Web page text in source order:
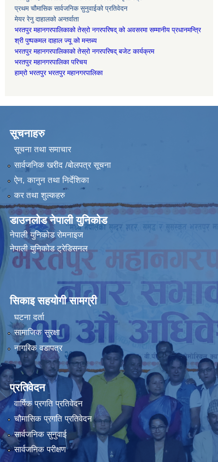
प्रथम चौमासिक सार्वजनिक सुनुवाईको प्रतिवेदन
मेयर रेनु दाहालको अन्तर्वाता
भरतपुर महानगरपालिकाको तेस्रो नगरपरिषद् को अवसरमा सम्मानीय प्रधानमन्त्रि
श्री पुष्पकमल दाहाल ज्यू को मन्तब्य
भरतपुर महानगरपालिकाको तेस्रो नगरपरिषद् बजेट कार्यक्रम
भरतपुर महानगरपालिका परिचय
हाम्रो भरतपुर भरतपुर महानगरपालिका
सूचनाहरु
सूचना तथा समाचार
सार्वजनिक खरीद /बोलपत्र सूचना
ऐन, कानुन तथा निर्देशिका
कर तथा शुल्कहरु
डाउनलोड नेपाली युनिकोड
नेपाली युनिकोड रोमनाइज
नेपाली युनिकोड ट्रेडिसनल
सिकाइ सहयोगी सामग्री
घटना दर्ता
सामाजिक सुरक्षा
नागरिक वडापत्र
प्रतिवेदन
वार्षिक प्रगति प्रतिवेदन
चौमासिक प्रगति प्रतिवेदन
सार्वजनिक सुनुवाई
सार्वजनिक परीक्षण